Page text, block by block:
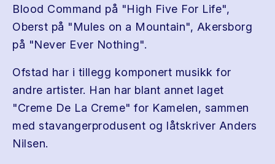
Blood Command på "High Five For Life",
Oberst på "Mules on a Mountain", Akersborg
på "Never Ever Nothing".
Ofstad har i tillegg komponert musikk for
andre artister. Han har blant annet laget
"Creme De La Creme" for Kamelen, sammen
med stavangerprodusent og låtskriver Anders
Nilsen.